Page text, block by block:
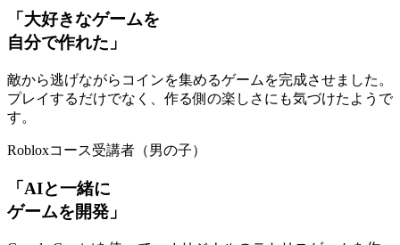
「大好きなゲームを
自分で作れた」
敵から逃げながらコインを集めるゲームを完成させました。
プレイするだけでなく、作る側の楽しさにも気づけたようで
す。
Robloxコース受講者（男の子）
「AIと一緒に
ゲームを開発」